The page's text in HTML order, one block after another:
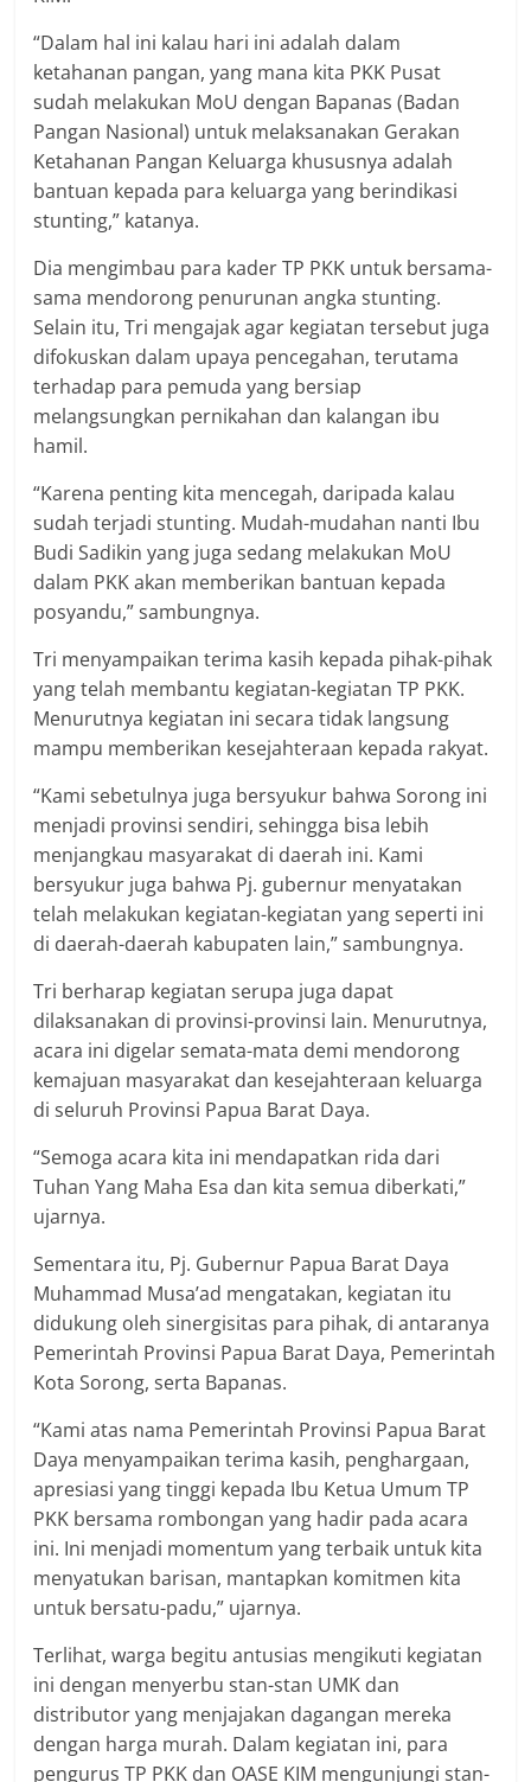
“Dalam hal ini kalau hari ini adalah dalam
ketahanan pangan, yang mana kita PKK Pusat
sudah melakukan MoU dengan Bapanas (Badan
Pangan Nasional) untuk melaksanakan Gerakan
Ketahanan Pangan Keluarga khususnya adalah
bantuan kepada para keluarga yang berindikasi
stunting,” katanya.
Dia mengimbau para kader TP PKK untuk bersama-
sama mendorong penurunan angka stunting.
Selain itu, Tri mengajak agar kegiatan tersebut juga
difokuskan dalam upaya pencegahan, terutama
terhadap para pemuda yang bersiap
melangsungkan pernikahan dan kalangan ibu
hamil.
“Karena penting kita mencegah, daripada kalau
sudah terjadi stunting. Mudah-mudahan nanti Ibu
Budi Sadikin yang juga sedang melakukan MoU
dalam PKK akan memberikan bantuan kepada
posyandu,” sambungnya.
Tri menyampaikan terima kasih kepada pihak-pihak
yang telah membantu kegiatan-kegiatan TP PKK.
Menurutnya kegiatan ini secara tidak langsung
mampu memberikan kesejahteraan kepada rakyat.
“Kami sebetulnya juga bersyukur bahwa Sorong ini
menjadi provinsi sendiri, sehingga bisa lebih
menjangkau masyarakat di daerah ini. Kami
bersyukur juga bahwa Pj. gubernur menyatakan
telah melakukan kegiatan-kegiatan yang seperti ini
di daerah-daerah kabupaten lain,” sambungnya.
Tri berharap kegiatan serupa juga dapat
dilaksanakan di provinsi-provinsi lain. Menurutnya,
acara ini digelar semata-mata demi mendorong
kemajuan masyarakat dan kesejahteraan keluarga
di seluruh Provinsi Papua Barat Daya.
“Semoga acara kita ini mendapatkan rida dari
Tuhan Yang Maha Esa dan kita semua diberkati,”
ujarnya.
Sementara itu, Pj. Gubernur Papua Barat Daya
Muhammad Musa’ad mengatakan, kegiatan itu
didukung oleh sinergisitas para pihak, di antaranya
Pemerintah Provinsi Papua Barat Daya, Pemerintah
Kota Sorong, serta Bapanas.
“Kami atas nama Pemerintah Provinsi Papua Barat
Daya menyampaikan terima kasih, penghargaan,
apresiasi yang tinggi kepada Ibu Ketua Umum TP
PKK bersama rombongan yang hadir pada acara
ini. Ini menjadi momentum yang terbaik untuk kita
menyatukan barisan, mantapkan komitmen kita
untuk bersatu-padu,” ujarnya.
Terlihat, warga begitu antusias mengikuti kegiatan
ini dengan menyerbu stan-stan UMK dan
distributor yang menjajakan dagangan mereka
dengan harga murah. Dalam kegiatan ini, para
pengurus TP PKK dan OASE KIM mengunjungi stan-